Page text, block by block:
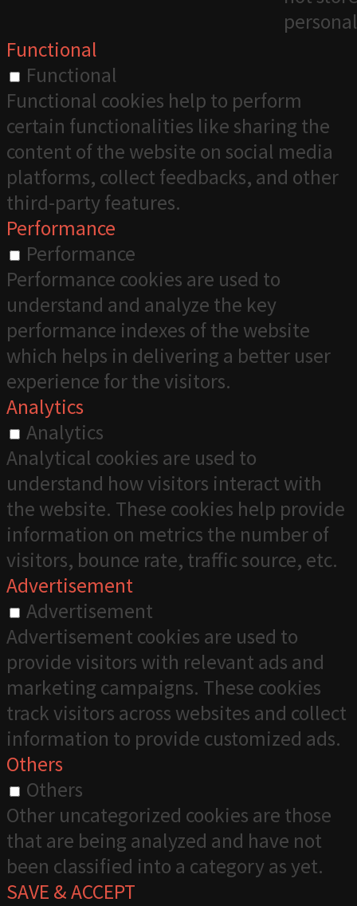
Functional
Functional
Functional cookies help to perform
certain functionalities like sharing the
content of the website on social media
platforms, collect feedbacks, and other
third-party features.
Performance
Performance
Performance cookies are used to
understand and analyze the key
performance indexes of the website
which helps in delivering a better user
experience for the visitors.
Analytics
Analytics
Analytical cookies are used to
understand how visitors interact with
the website. These cookies help provide
information on metrics the number of
visitors, bounce rate, traffic source, etc.
Advertisement
Advertisement
Advertisement cookies are used to
provide visitors with relevant ads and
marketing campaigns. These cookies
track visitors across websites and collect
information to provide customized ads.
Others
Others
Other uncategorized cookies are those
that are being analyzed and have not
been classified into a category as yet.
SAVE & ACCEPT